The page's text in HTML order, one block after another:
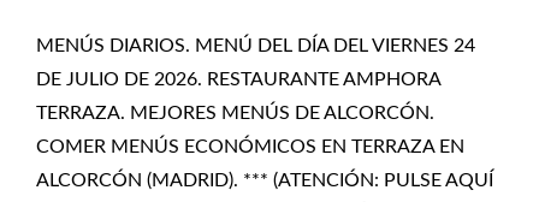
MENÚS DIARIOS. MENÚ DEL DÍA DEL VIERNES 24
DE JULIO DE 2026. RESTAURANTE AMPHORA
TERRAZA. MEJORES MENÚS DE ALCORCÓN.
COMER MENÚS ECONÓMICOS EN TERRAZA EN
ALCORCÓN (MADRID). *** (ATENCIÓN: PULSE AQUÍ